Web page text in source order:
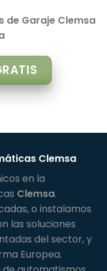
de Garaje Clemsa
Clemsa
en la
Clemsa.
o instalamos
las soluciones
del sector, y
Europea.